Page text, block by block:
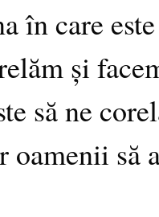
în care
și
să ne
oamenii să